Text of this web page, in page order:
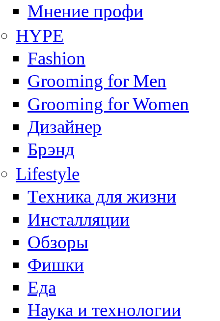
Мнение профи
HYPE
Fashion
Grooming for Men
Grooming for Women
Дизайнер
Брэнд
Lifestyle
Техника для жизни
Инсталляции
Обзоры
Фишки
Еда
Наука и технологии